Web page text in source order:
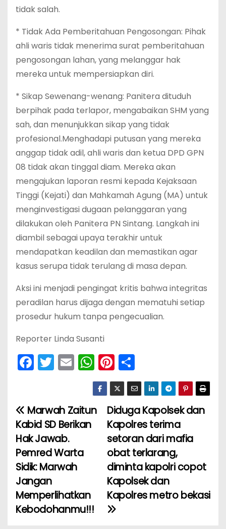
tidak salah.
* Tidak Ada Pemberitahuan Pengosongan: Pihak
ahli waris tidak menerima surat pemberitahuan
pengosongan lahan, yang melanggar hak
mereka untuk mempersiapkan diri.
* Sikap Sewenang-wenang: Panitera dituduh
berpihak pada terlapor, mengabaikan SHM yang
sah, dan menunjukkan sikap yang tidak
profesional.Menghadapi putusan yang mereka
anggap tidak adil, ahli waris dan ketua DPD GPN
08 tidak akan tinggal diam. Mereka akan
mengajukan laporan resmi kepada Kejaksaan
Tinggi (Kejati) dan Mahkamah Agung (MA) untuk
menginvestigasi dugaan pelanggaran yang
dilakukan oleh Panitera PN Sintang. Langkah ini
diambil sebagai upaya terakhir untuk
mendapatkan keadilan dan memastikan agar
kasus serupa tidak terulang di masa depan.
Aksi ini menjadi pengingat kritis bahwa integritas
peradilan harus dijaga dengan mematuhi setiap
prosedur hukum tanpa pengecualian.
Reporter Linda Susanti
F
a
e
b
o
o
k
T
w
er
E
m
l
W
h
a
ts
Pi
nt
er
e
st
h
ar
e
N
a
v
i
g
Diduga Kapolsek dan
Kapolres terima
setoran dari mafia
obat terlarang,
diminta kapolri copot
Kapolsek dan
Kapolres metro bekasi
Marwah Zaitun
Kabid SD Berikan
Hak Jawab.
Pemred Warta
Sidik: Marwah
Jangan
Memperlihatkan
Kebodohanmu!!!